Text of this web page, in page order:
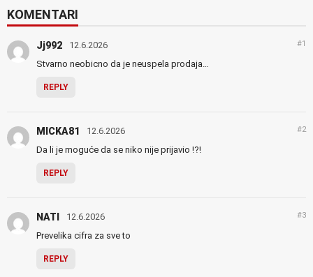
KOMENTARI
Jj992 12.6.2026 #1
Stvarno neobicno da je neuspela prodaja…
REPLY
MICKA81 12.6.2026 #2
Da li je moguće da se niko nije prijavio !?!
REPLY
NATI 12.6.2026 #3
Prevelika cifra za sve to
REPLY